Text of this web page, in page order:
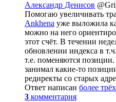
Александр Денисов
Помогаю увеличивать
Ankhena уже выложила
можно на него
этот счёт. В течении
обновлении индекса в
т.е. поменяются
занимал какие-то
редиректы со старых
Ответ написан более
3 комментария